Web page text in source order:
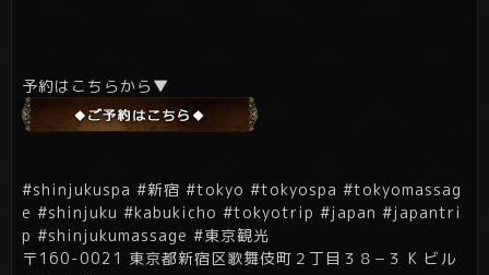
予約はこちらから▼
#shinjukuspa #新宿 #tokyo #tokyospa #tokyomassag
e #shinjuku #kabukicho #tokyotrip #japan #japantri
p #shinjukumassage #東京観光
〒160-0021 東京都新宿区歌舞伎町２丁目３８−３ K ビル